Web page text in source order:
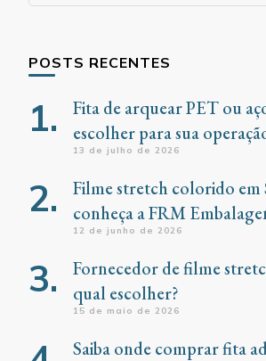
POSTS RECENTES
Fita de arquear PET ou
escolher para sua
13 de julho de 2026
Filme stretch colorido em
conheça a FRM
12 de junho de 2026
Fornecedor de filme
qual escolher?
15 de maio de 2026
Saiba onde comprar fita